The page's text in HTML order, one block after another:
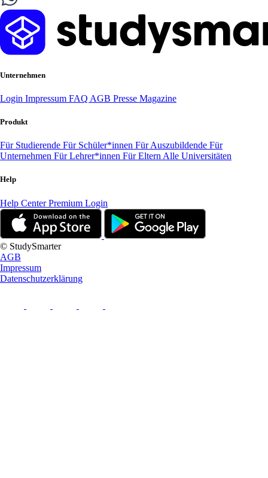
Unternehmen
Login Impressum FAQ AGB Presse Magazine
Produkt
Für Studierende Für Schüler*innen Für Auszubildende Für
Unternehmen Für Lehrer*innen Für Eltern Alle Universitäten
Help
Help CenterPremium Login
© StudySmarter
AGB
Impressum
Datenschutzerklärung